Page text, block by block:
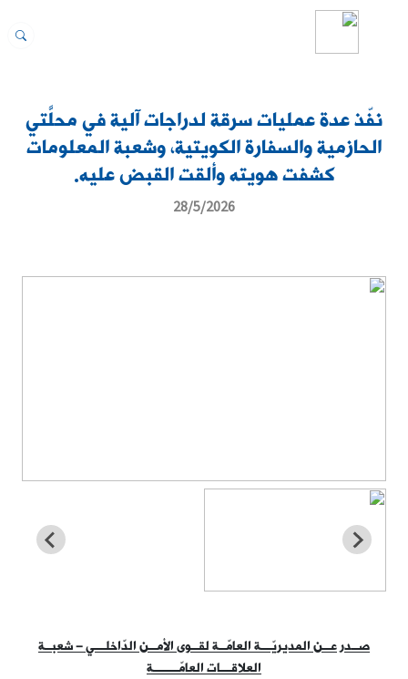
نفّذ عدة عمليات سرقة لدراجات آلية في محلّتَي
الحازمية والسفارة الكويتية، وشعبة المعلومات
كشفت هويته وألقت القبض عليه.
28/5/2026
صــدر عــن المديريّـــة العامّــة لقــوى الأمــن الدّاخلـــي – شعبــة
العلاقـــات العامّـــــــة